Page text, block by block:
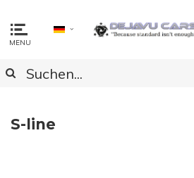
MENU
S-line